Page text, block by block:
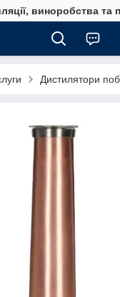
виноробства та
Дистилятори